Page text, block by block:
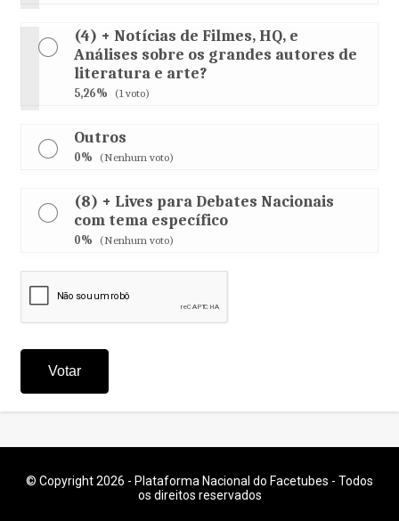
(4) + Notícias de Filmes, HQ, e
Análises sobre os grandes autores de
literatura e arte?
5,26% (1 voto)
Outros
0% (Nenhum voto)
(8) + Lives para Debates Nacionais
com tema específico
0% (Nenhum voto)
© Copyright 2026 - Plataforma Nacional do Facetubes - Todos
os direitos reservados